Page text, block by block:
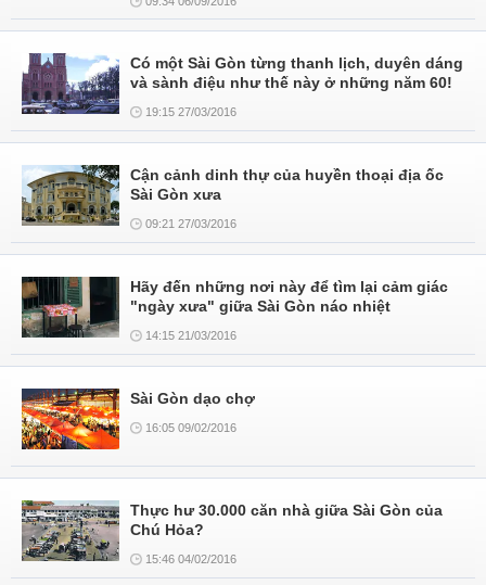
Có một Sài Gòn từng thanh lịch, duyên dáng
và sành điệu như thế này ở những năm 60!
19:15 27/03/2016
Cận cảnh dinh thự của huyền thoại địa ốc
Sài Gòn xưa
09:21 27/03/2016
Hãy đến những nơi này để tìm lại cảm giác
"ngày xưa" giữa Sài Gòn náo nhiệt
14:15 21/03/2016
Sài Gòn dạo chợ
16:05 09/02/2016
Thực hư 30.000 căn nhà giữa Sài Gòn của
Chú Hỏa?
15:46 04/02/2016